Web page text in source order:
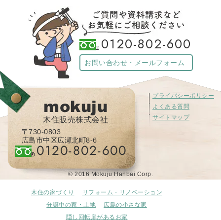
0120-802-600
お問い合わせ・メールフォーム
mokuju
木住販売株式会社
〒730-0803
広島市中区広瀬北町8-6
0120-802-600
プライバシーポリシー
よくある質問
サイトマップ
© 2016 Mokuju Hanbai Corp.
木住の家づくり リフォーム・リノベーション
分譲中の家・土地 広島の小さな家
隠し回転扉があるお家